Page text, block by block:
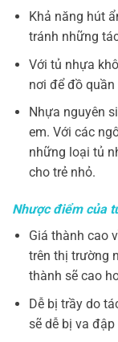
Khả năng hút
tránh những
Với tủ nhựa
nơi để đồ
Nhựa nguyên
em. Với các
những loại tủ
cho trẻ nhỏ.
Nhược điểm của
Giá thành cao
trên thị trường
thành sẽ cao
Dễ bị trầy do
sẽ dễ bị va